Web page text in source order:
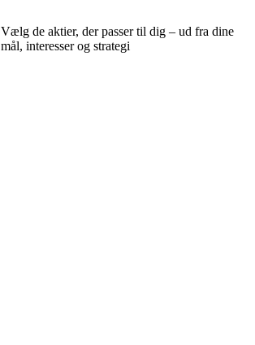
Vælg de aktier, der passer til dig – ud fra dine
mål, interesser og strategi